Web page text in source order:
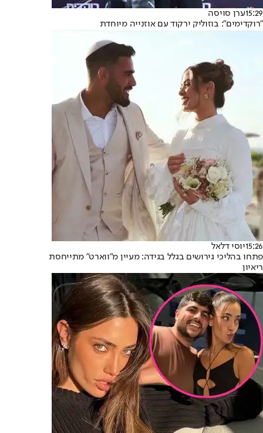
15:29ערן סויסה
"רוקדימים": בוזוליק ירקוד עם אוזנייה מיוחדת
15:26יוסי דלאל
פתחו בהליכי גירושים בגלל בגידה: מעיין מ"ווארט" מתייחסת
ריאיון